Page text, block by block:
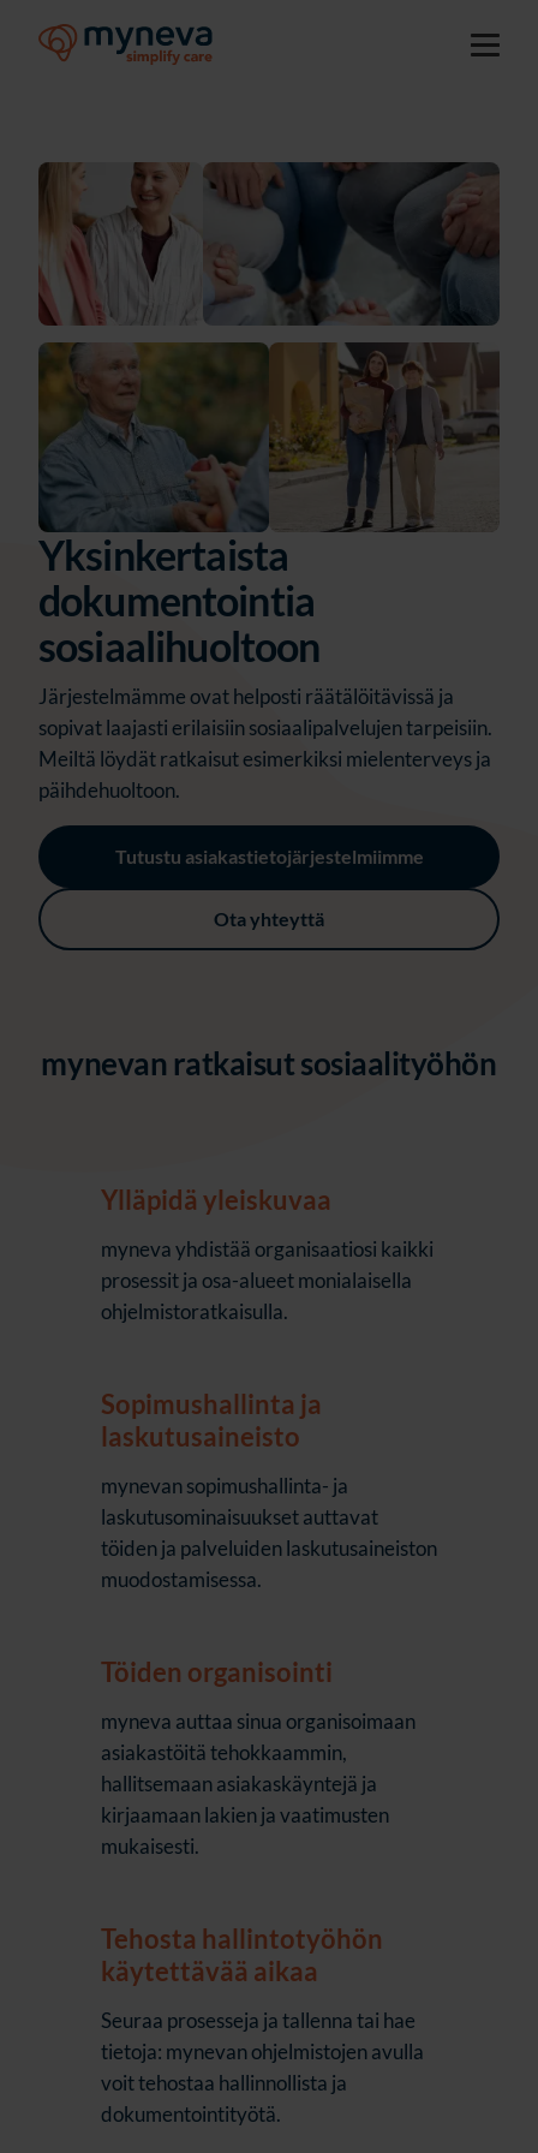
Yksinkertaista
dokumentointia
sosiaalihuoltoon
Järjestelmämme ovat helposti räätälöitävissä ja
sopivat laajasti erilaisiin sosiaalipalvelujen tarpeisiin.
Meiltä löydät ratkaisut esimerkiksi mielenterveys ja
päihdehuoltoon.
Tutustu asiakastietojärjestelmiimme
Ota yhteyttä
mynevan ratkaisut sosiaalityöhön
Ylläpidä yleiskuvaa
myneva yhdistää organisaatiosi kaikki
prosessit ja osa-alueet monialaisella
ohjelmistoratkaisulla.
Sopimushallinta ja
laskutusaineisto
mynevan sopimushallinta- ja
laskutusominaisuukset auttavat
töiden ja palveluiden laskutusaineiston
muodostamisessa.
Töiden organisointi
myneva auttaa sinua organisoimaan
asiakastöitä tehokkaammin,
hallitsemaan asiakaskäyntejä ja
kirjaamaan lakien ja vaatimusten
mukaisesti.
Tehosta hallintotyöhön
käytettävää aikaa
Seuraa prosesseja ja tallenna tai hae
tietoja: mynevan ohjelmistojen avulla
voit tehostaa hallinnollista ja
dokumentointityötä.